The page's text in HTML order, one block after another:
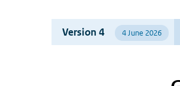
here:
Version 4 4 June 2026